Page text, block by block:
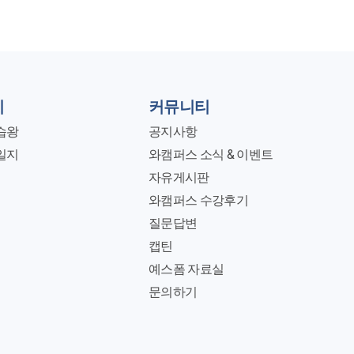
무장소 O, 하루 일당 or 시급. 1일 15만원 이하 비과세. (일
4대보험 X 5. 기타소득 - 상금, 경품 이벤트 등. 가끔 발생.
, 3개월 이상 - 근로소득 직원신고시 4대보험 얼마예요? -
해요? - 입사자 성함 및 주민등록번호(등본), 입사날짜, 월 급여
등록등본에 기재된 피부양자는 성함 / 기재X-> 피부
틀어졌을 경우 나중에 일괄로 내야 할 수도 있음,, 인건비 신고
왕
지
커뮤니티
공지사항
와캠퍼스 소식 & 이벤트
자유게시판
와캠퍼스 수강후기
질문답변
캡틴
예스폼 자료실
문의하기